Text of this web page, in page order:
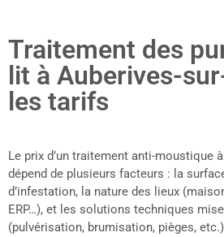
Traitement des
lit à Auberives-
les tarifs
Le prix d’un traitement anti-moustique
dépend de plusieurs facteurs : la
d’infestation, la nature des lieux
ERP…), et les solutions techniques
(pulvérisation, brumisation, pièges,